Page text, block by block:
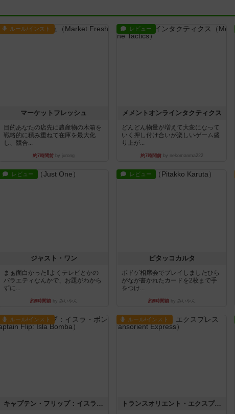
ルール/インスト
マーケットフレッシュ
目的あなたの店先に農産物の木箱を
戦略的に積み重ねて在庫を最大化
し、競合...
約7時間前 by jurong
レビュー
メメントオンラインタクティクス
どんどん物量が増えて大変になって
いく押し付け合いが楽しいゲーム盛
り上が...
約7時間前by nekomanma222
レビュー
ジャスト・ワン
まぁ面白かった‼️よくテレビとかの
バラエティなんかで、お題がわから
ずに...
約9時間前by みいやん
レビュー
ピタッコカルタ
ボドゲ相席会でプレイしましたひら
がなが書かれたカードを2枚まで手
をつけ...
約9時間前by みいやん
ルール/インスト
キャプテン・フリップ：イスラ・ボンバ
ルール/インスト
トランスオリエント・エクスプレス